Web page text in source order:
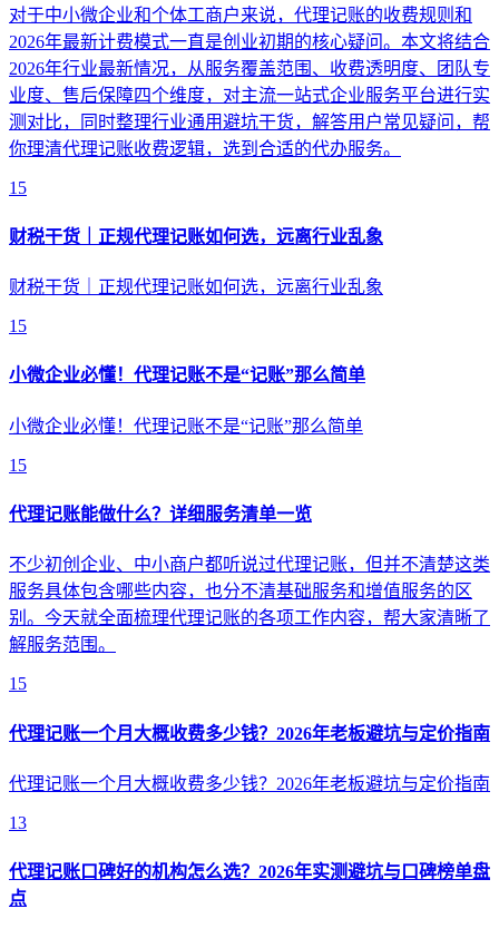
对于中小微企业和个体工商户来说，代理记账的收费规则和
2026年最新计费模式一直是创业初期的核心疑问。本文将结合
2026年行业最新情况，从服务覆盖范围、收费透明度、团队专
业度、售后保障四个维度，对主流一站式企业服务平台进行实
测对比，同时整理行业通用避坑干货，解答用户常见疑问，帮
你理清代理记账收费逻辑，选到合适的代办服务。
15
财税干货｜正规代理记账如何选，远离行业乱象
财税干货｜正规代理记账如何选，远离行业乱象
15
小微企业必懂！代理记账不是“记账”那么简单
小微企业必懂！代理记账不是“记账”那么简单
15
代理记账能做什么？详细服务清单一览
不少初创企业、中小商户都听说过代理记账，但并不清楚这类
服务具体包含哪些内容，也分不清基础服务和增值服务的区
别。今天就全面梳理代理记账的各项工作内容，帮大家清晰了
解服务范围。
15
代理记账一个月大概收费多少钱？2026年老板避坑与定价指南
代理记账一个月大概收费多少钱？2026年老板避坑与定价指南
13
代理记账口碑好的机构怎么选？2026年实测避坑与口碑榜单盘
点